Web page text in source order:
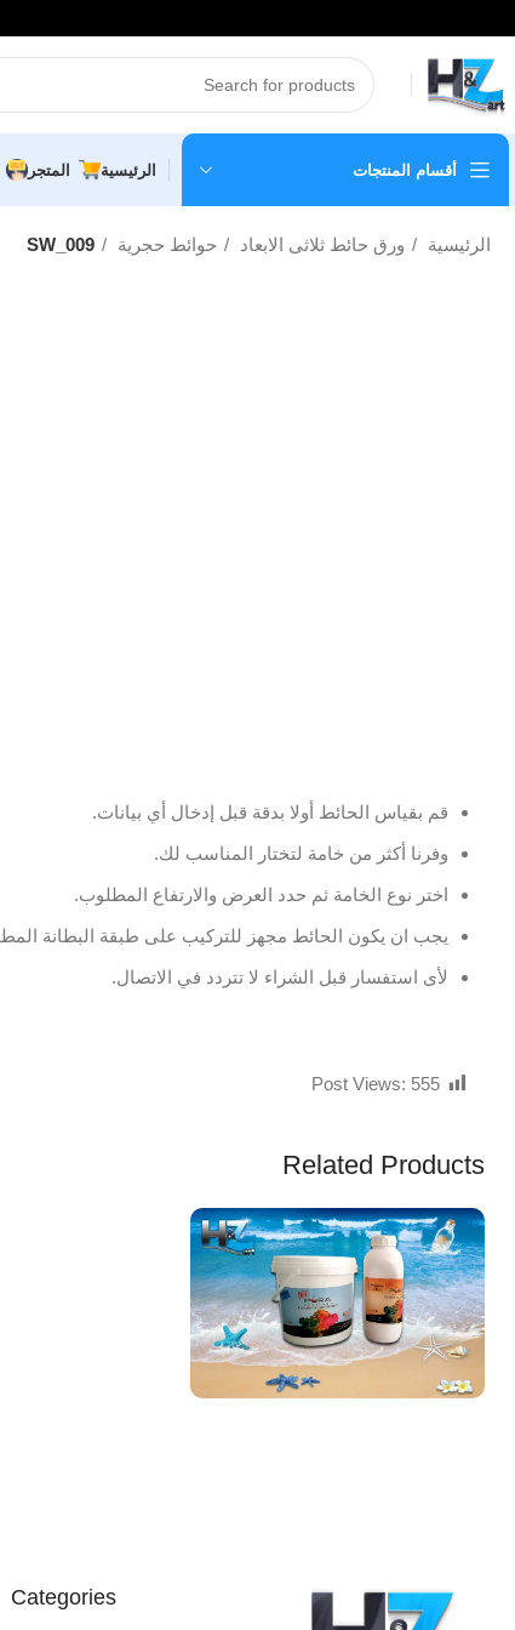
أقسام المنتجات الرئيسية المتجر
الرئيسية ورق حائط ثلاثى الابعاد حوائط حجرية SW_009
قم بقياس الحائط أولا بدقة قبل إدخال أي بيانات.
وفرنا أكثر من خامة لتختار المناسب لك.
اختر نوع الخامة ثم حدد العرض والارتفاع المطلوب.
يجب ان يكون الحائط مجهز للتركيب على طبقة البطانة المط
لأى استفسار قبل الشراء لا تتردد في الاتصال.
Post Views: 555
Related Products
Categories